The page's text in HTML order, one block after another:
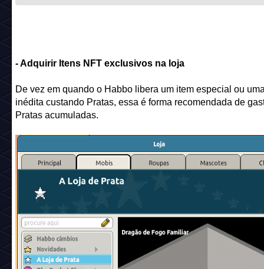
- Adquirir Itens NFT exclusivos na loja
De vez em quando o Habbo libera um item especial ou
inédita custando Pratas, essa é forma recomendada de
Pratas acumuladas.